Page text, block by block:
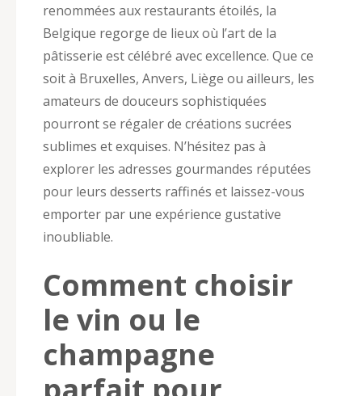
renommées aux restaurants étoilés, la
Belgique regorge de lieux où l’art de la
pâtisserie est célébré avec excellence. Que ce
soit à Bruxelles, Anvers, Liège ou ailleurs, les
amateurs de douceurs sophistiquées
pourront se régaler de créations sucrées
sublimes et exquises. N’hésitez pas à
explorer les adresses gourmandes réputées
pour leurs desserts raffinés et laissez-vous
emporter par une expérience gustative
inoubliable.
Comment choisir
le vin ou le
champagne